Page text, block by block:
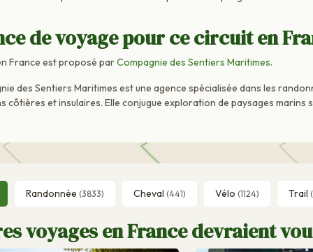
de voyage pour ce circuit en
France est proposé parCompagnie des Sentiers Maritimes.
des Sentiers Maritimes est une agence spécialisée dans les
côtières et insulaires. Elle conjugue exploration de paysages
Randonnée (3833) Cheval (441) Vélo (1124) Trail
voyages en France devraient